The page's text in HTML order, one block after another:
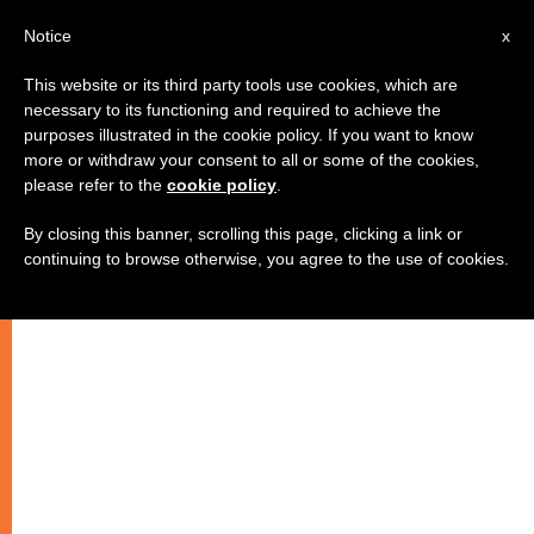
مفتاح الحياة المسيحية المعتدلة هو
التوازن بين التأمل والعمل
x
Notice
This website or its third party tools use cookies, which are
necessary to its functioning and required to achieve the
purposes illustrated in the cookie policy. If you want to know
more or withdraw your consent to all or some of the cookies,
please refer to the cookie policy
By closing this banner, scrolling this page, clicking a link or
continuing to browse otherwise, you agree to the use of cookies.